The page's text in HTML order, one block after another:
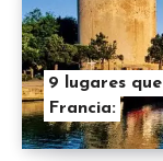
9 lugares
Francia: